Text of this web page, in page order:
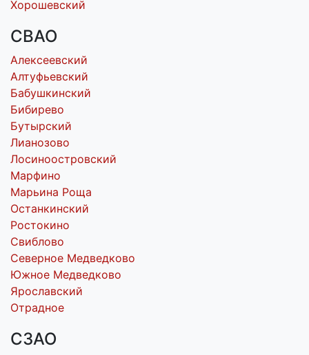
Хорошевский
СВАО
Алексеевский
Алтуфьевский
Бабушкинский
Бибирево
Бутырский
Лианозово
Лосиноостровский
Марфино
Марьина Роща
Останкинский
Ростокино
Свиблово
Северное Медведково
Южное Медведково
Ярославский
Отрадное
СЗАО